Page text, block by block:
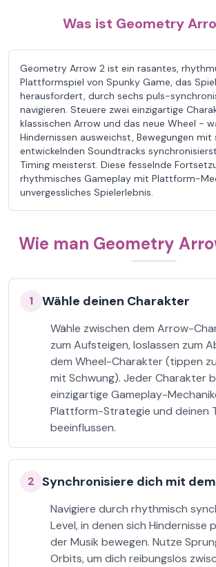
Was ist Geometry
Geometry Arrow 2 ist ein rasantes,
Plattformspiel von Spunky Game, das
herausfordert, durch sechs puls-
navigieren. Steuere zwei einzigartige
klassischen Arrow und das neue Wheel -
Hindernissen ausweichst, Bewegungen mit
entwickelnden Soundtracks
Timing meisterst. Diese fesselnde
rhythmisches Gameplay mit Plattform-
unvergessliches Spielerlebnis.
Wie man Geometry
1 Wähle deinen Charakter
Wähle zwischen dem Arrow-
zum Aufsteigen, loslassen zum
dem Wheel-Charakter (tippen
mit Schwung). Jeder Charakter
einzigartige Gameplay-
Plattform-Strategie und deinen
beeinflussen.
2 Synchronisiere dich mit
Navigiere durch rhythmisch
Level, in denen sich Hindernisse
der Musik bewegen. Nutze
Orbits, um dich reibungslos